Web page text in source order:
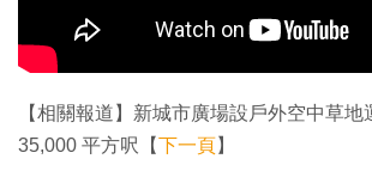
【相關報道】新城市廣場設戶外空中草地
35,000 平方呎【下一頁】